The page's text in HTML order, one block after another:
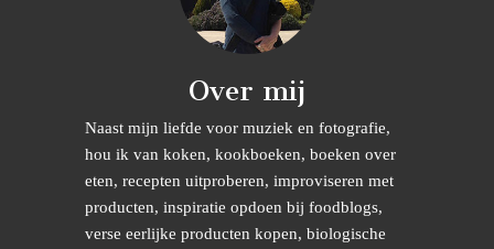
Over mij
Naast mijn liefde voor muziek en fotografie,
hou ik van koken, kookboeken, boeken over
eten, recepten uitproberen, improviseren met
producten, inspiratie opdoen bij foodblogs,
verse eerlijke producten kopen, biologische